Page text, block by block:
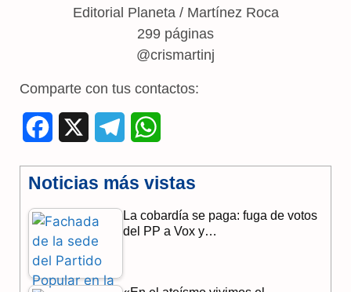
Editorial Planeta / Martínez Roca
299 páginas
@crismartinj
Comparte con tus contactos:
c
e
b
o
l
e
a
t
Noticias más vistas
La cobardía se paga: fuga de votos
del PP a Vox y…